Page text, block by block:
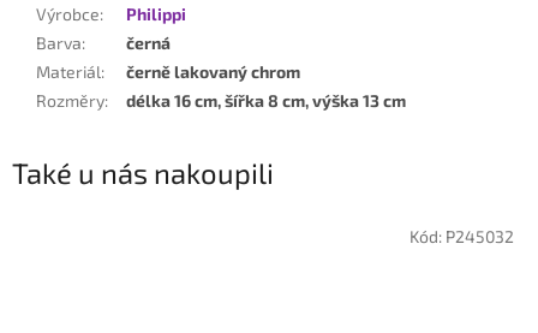
Výrobce:
Philippi
Barva:
černá
Materiál:
černě lakovaný chrom
Rozměry: délka 16 cm, šířka 8 cm, výška 13 cm
Také u nás nakoupili
Kód: P245032